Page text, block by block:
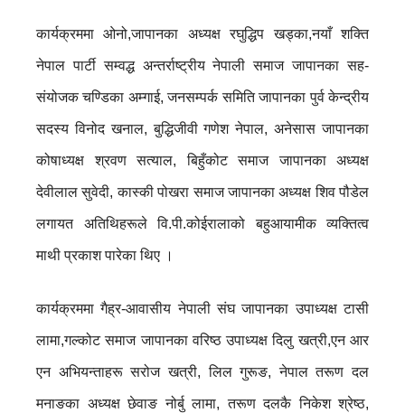
कार्यक्रममा ओनो,जापानका अध्यक्ष रघुद्धिप खड्का,नयाँ शक्ति
नेपाल पार्टी सम्वद्ध अन्तर्राष्ट्रीय नेपाली समाज जापानका सह-
संयोजक चण्डिका अम्गाई, जनसम्पर्क समिति जापानका पुर्व केन्द्रीय
सदस्य विनोद खनाल, बुद्धिजीवी गणेश नेपाल, अनेसास जापानका
कोषाध्यक्ष श्रवण सत्याल, बिहुँकोट समाज जापानका अध्यक्ष
देवीलाल सुवेदी, कास्की पोखरा समाज जापानका अध्यक्ष शिव पौडेल
लगायत अतिथिहरूले वि.पी.कोईरालाको बहुआयामीक व्यक्तित्व
माथी प्रकाश पारेका थिए ।
कार्यक्रममा गैह्र-आवासीय नेपाली संघ जापानका उपाध्यक्ष टासी
लामा,गल्कोट समाज जापानका वरिष्ठ उपाध्यक्ष दिलु खत्री,एन आर
एन अभियन्ताहरू सरोज खत्री, लिल गुरूङ, नेपाल तरूण दल
मनाङका अध्यक्ष छेवाङ नोर्बु लामा, तरूण दलकै निकेश श्रेष्ठ,